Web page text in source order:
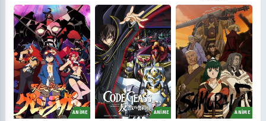
ANİME ANİME ANİME